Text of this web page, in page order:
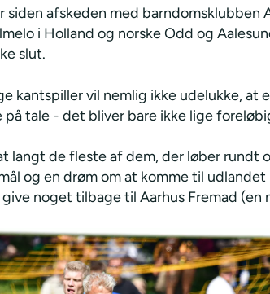
siden afskeden med barndomsklubben
i Holland og norske Odd og
slut.
kantspiller vil nemlig ikke udelukke, at
på tale - det bliver bare ikke lige
langt de fleste af dem, der løber rundt
og en drøm om at komme til
noget tilbage til Aarhus Fremad (en